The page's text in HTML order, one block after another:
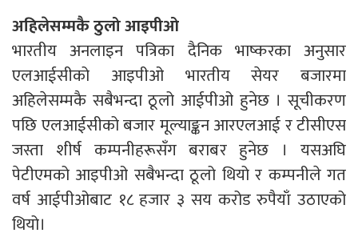
अहिलेसम्मकै ठुलो आइपीओ
भारतीय अनलाइन पत्रिका दैनिक भाष्करका अनुसार
एलआईसीको आइपीओ भारतीय सेयर बजारमा
अहिलेसम्मकै सबैभन्दा ठूलो आईपीओ हुनेछ । सूचीकरण
पछि एलआईसीको बजार मूल्याङ्कन आरएलआई र टीसीएस
जस्ता शीर्ष कम्पनीहरूसँग बराबर हुनेछ । यसअघि
पेटीएमको आइपीओ सबैभन्दा ठूलो थियो र कम्पनीले गत
वर्ष आईपीओबाट १८ हजार ३ सय करोड रुपैयाँ उठाएको
थियो।